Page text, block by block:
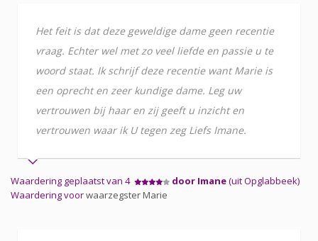
Het feit is dat deze geweldige dame geen recentie
vraag. Echter wel met zo veel liefde en passie u te
woord staat. Ik schrijf deze recentie want Marie is
een oprecht en zeer kundige dame. Leg uw
vertrouwen bij haar en zij geeft u inzicht en
vertrouwen waar ik U tegen zeg Liefs Imane.
Waardering geplaatst van 4 door Imane(uit Opglabbeek)
Waardering voorwaarzegster Marie